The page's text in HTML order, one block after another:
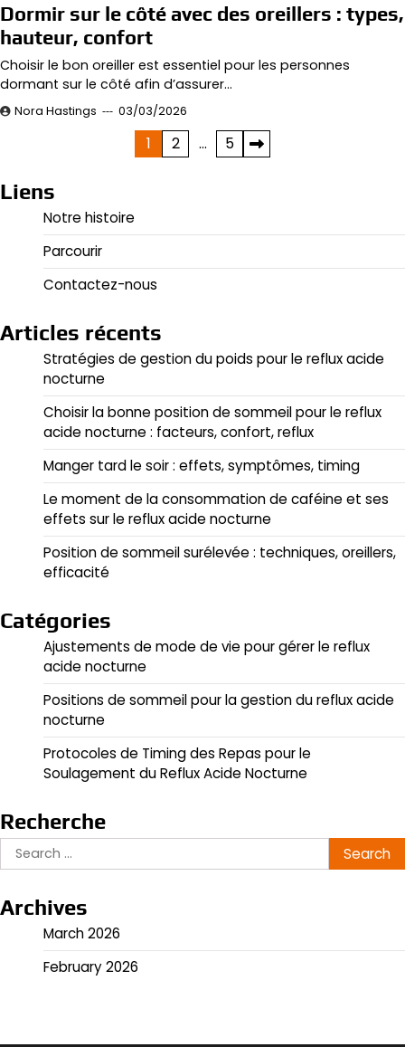
Dormir sur le côté avec des oreillers : types,
hauteur, confort
Choisir le bon oreiller est essentiel pour les personnes
dormant sur le côté afin d’assurer…
Nora Hastings 03/03/2026
1 2 … 5
Liens
Notre histoire
Parcourir
Contactez-nous
Articles récents
Stratégies de gestion du poids pour le reflux acide
nocturne
Choisir la bonne position de sommeil pour le reflux
acide nocturne : facteurs, confort, reflux
Manger tard le soir : effets, symptômes, timing
Le moment de la consommation de caféine et ses
effets sur le reflux acide nocturne
Position de sommeil surélevée : techniques, oreillers,
efficacité
Catégories
Ajustements de mode de vie pour gérer le reflux
acide nocturne
Positions de sommeil pour la gestion du reflux acide
nocturne
Protocoles de Timing des Repas pour le
Soulagement du Reflux Acide Nocturne
Recherche
Search
for:
Archives
March 2026
February 2026